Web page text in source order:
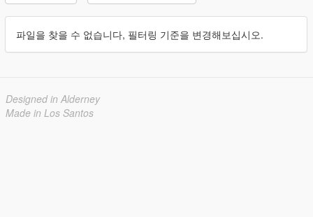
파일을 찾을 수 없습니다, 필터링 기준을 변경해보십시오.
Designed in Alderney
Made in Los Santos